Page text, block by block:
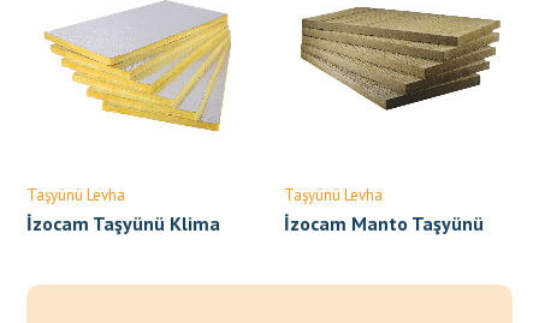
Taşyünü Levha
İzocam Taşyünü Klima
Taşyünü Levha
İzocam Manto Taşyünü